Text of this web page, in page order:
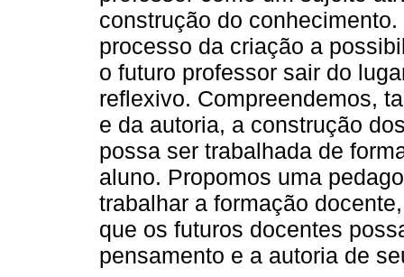
construção do
processo da criação a
o futuro professor sair do
reflexivo. Compreendemos,
e da autoria, a construção
possa ser trabalhada de
aluno. Propomos uma
trabalhar a formação
que os futuros docentes
pensamento e a autoria de